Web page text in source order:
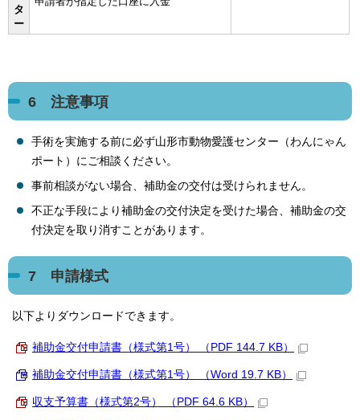
タ
ー
6 注意事項
手術を実施する前に必ず山形市動物愛護センター（わんにゃん
ポート）にご相談ください。
事前相談がない場合、補助金の交付は受けられません。
不正な手段により補助金の交付決定を受けた場合、補助金の交
付決定を取り消すことがあります。
7 申請様式
以下よりダウンロードできます。
補助金交付申請書（様式第1号） （PDF 144.7 KB）
補助金交付申請書（様式第1号） （Word 19.7 KB）
収支予算書（様式第2号） （PDF 64.6 KB）